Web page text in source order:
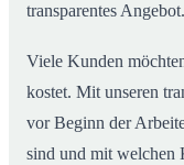
transparentes Angebot.
Viele Kunden
kostet. Mit unseren
vor Beginn der
sind und mit welchen